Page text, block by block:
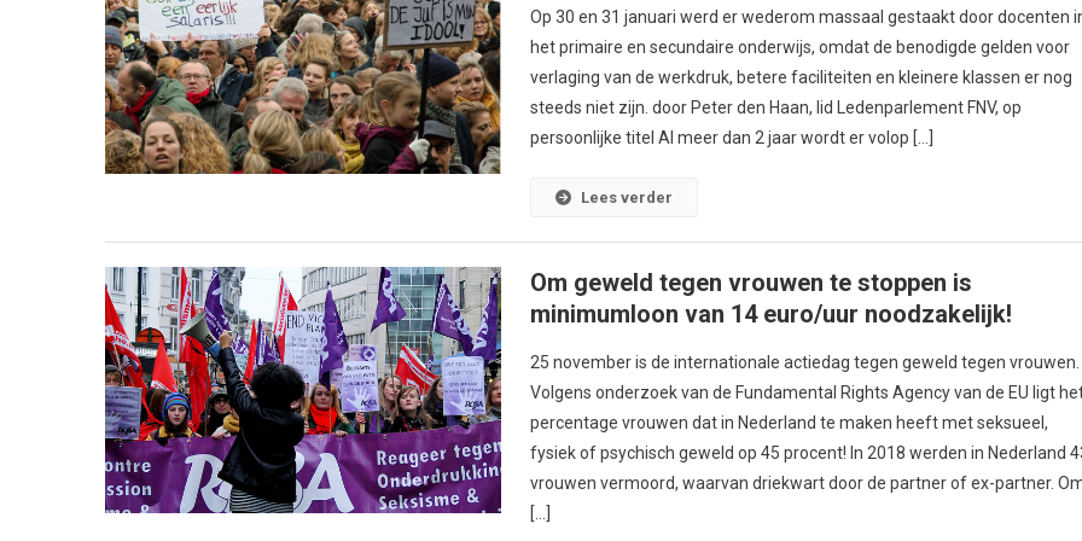
Op 30 en 31 januari werd er wederom massaal gestaakt door docenten
het primaire en secundaire onderwijs, omdat de benodigde gelden voor
verlaging van de werkdruk, betere faciliteiten en kleinere klassen er nog
steeds niet zijn. door Peter den Haan, lid Ledenparlement FNV, op
persoonlijke titel Al meer dan 2 jaar wordt er volop […]
Lees verder
Om geweld tegen vrouwen te stoppen is
minimumloon van 14 euro/uur noodzakelijk!
25 november is de internationale actiedag tegen geweld tegen vrouwen.
Volgens onderzoek van de Fundamental Rights Agency van de EU ligt
percentage vrouwen dat in Nederland te maken heeft met seksueel,
fysiek of psychisch geweld op 45 procent! In 2018 werden in Nederland
vrouwen vermoord, waarvan driekwart door de partner of ex-partner.
[…]